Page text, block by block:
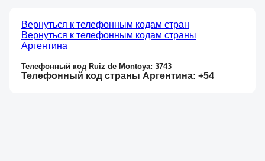
Вернуться к телефонным кодам стран
Вернуться к телефонным кодам страны
Аргентина
Телефонный код Ruiz de Montoya: 3743
Телефонный код страны Аргентина: +54